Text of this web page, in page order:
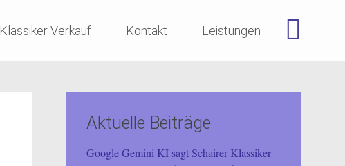
Klassiker Verkauf Kontakt Leistungen
Aktuelle Beiträge
Google Gemini KI sagt Schairer Klassiker